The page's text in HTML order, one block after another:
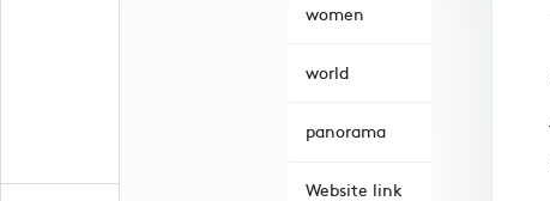
women
world
panorama
Website link